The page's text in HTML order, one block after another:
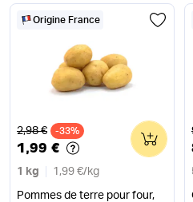
Origine France
Ancien prix
2,98 € -33%
1,99 €
1 kg 1,99 €/ kg
Pommes de terre pour four,
0